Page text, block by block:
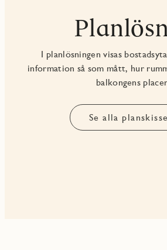
I planlösningen visas
information så som mått, hur
balkongens
Se alla